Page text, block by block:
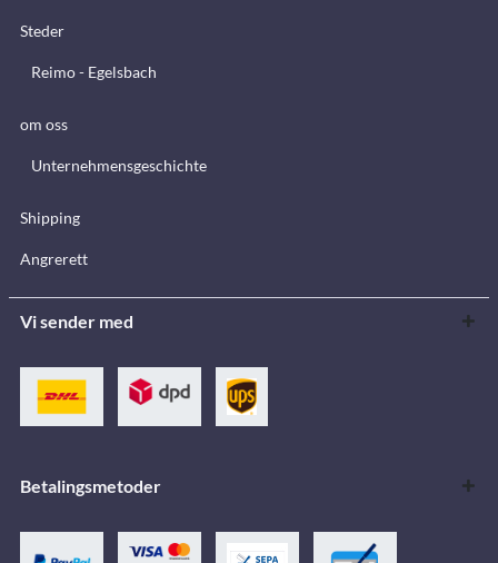
Steder
Reimo - Egelsbach
om oss
Unternehmensgeschichte
Shipping
Angrerett
Vi sender med
Betalingsmetoder